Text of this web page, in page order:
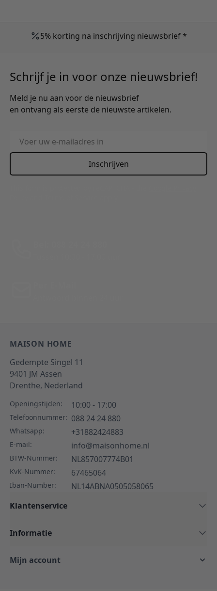
5% korting na inschrijving nieuwsbrief *
Schrijf je in voor onze nieuwsbrief!
Meld je nu aan voor de nieuwsbrief
en ontvang als eerste de nieuwste artikelen.
E-mailadres
Inschrijven
MAISON HOME
Gedempte Singel 11
9401 JM Assen
Drenthe, Nederland
Openingstijden: 10:00 - 17:00
Telefoonnummer: 088 24 24 880
Whatsapp: +31882424883
E-mail: info@maisonhome.nl
BTW-Nummer: NL857007774B01
KvK-Nummer: 67465064
Iban-Number:
NL14ABNA0505058065
Klantenservice
Informatie
Mijn account